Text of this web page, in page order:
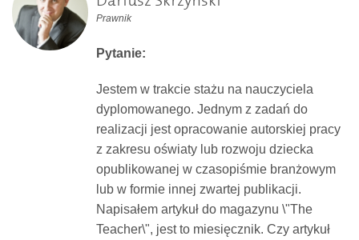
eksperta
Dokumenty
Prawnik
Pytanie:
Jestem w trakcie stażu na nauczyciela
dyplomowanego. Jednym z zadań do
realizacji jest opracowanie autorskiej pracy
z zakresu oświaty lub rozwoju dziecka
opublikowanej w czasopiśmie branżowym
lub w formie innej zwartej publikacji.
Napisałem artykuł do magazynu \"The
Teacher\", jest to miesięcznik. Czy artykuł